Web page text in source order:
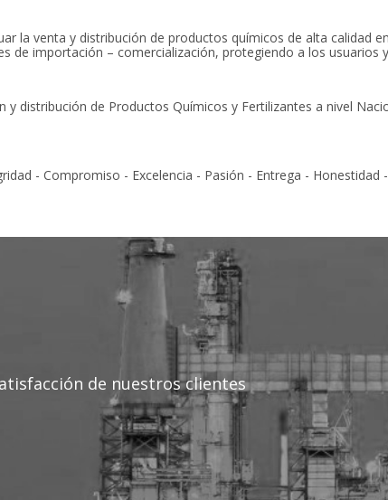
la venta y distribución de productos químicos de alta calidad
de importación – comercialización, protegiendo a los usuarios
y distribución de Productos Químicos y Fertilizantes a nivel
- Compromiso - Excelencia - Pasión - Entrega -
de nuestros clientes